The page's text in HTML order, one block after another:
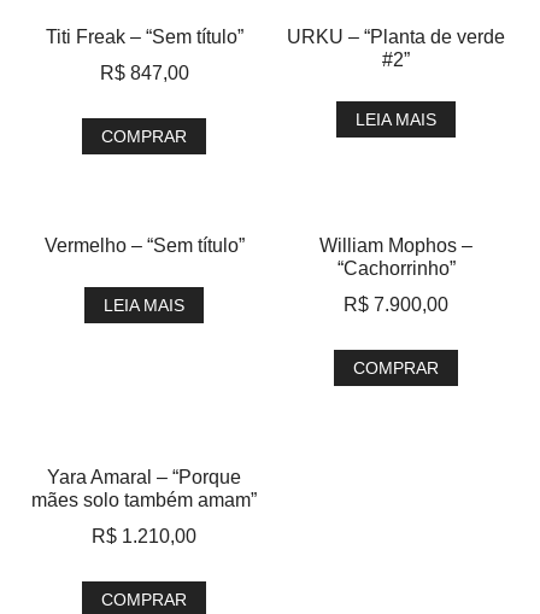
Titi Freak – “Sem título”
R$847,00
COMPRAR
URKU – “Planta de verde
#2”
LEIA MAIS
Vermelho – “Sem título”
LEIA MAIS
William Mophos –
“Cachorrinho”
R$ 7.900,00
COMPRAR
Yara Amaral – “Porque
mães solo também amam”
R$ 1.210,00
COMPRAR